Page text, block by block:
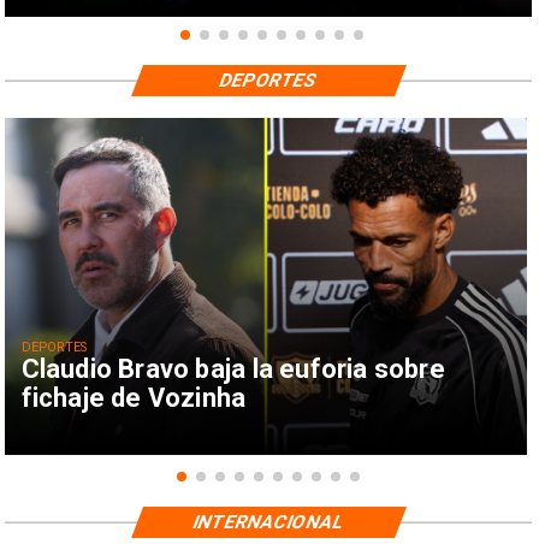
Claudio Bravo baja la euforia sobre
fichaje de Vozinha
DEPORTES
DEPORTES
INTERNACIONAL